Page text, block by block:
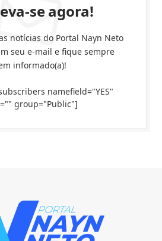
se agora!
notícias do Portal Nayn Neto
seu e-mail e fique sempre
informado(a)!
namefield="YES"
group="Public"]